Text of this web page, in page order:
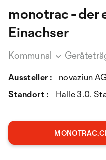
monotrac - der
Einachser
Kommunal
Aussteller :
novaziun
Standort :
Halle 3.0,